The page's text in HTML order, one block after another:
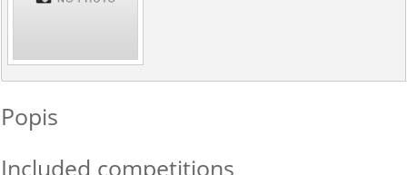
Popis
Included competitions